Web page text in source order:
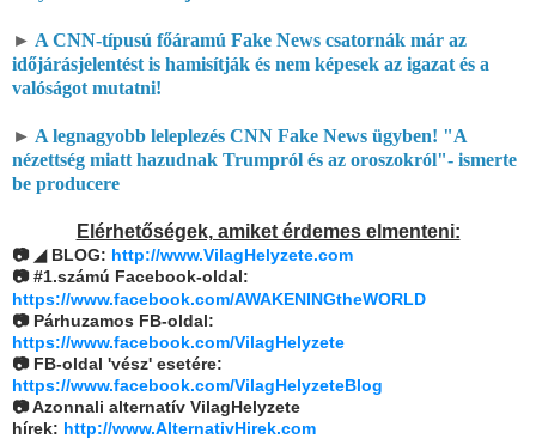
► A CNN-típusú főáramú Fake News csatornák már az
időjárásjelentést is hamisítják és nem képesek az igazat és a
valóságot mutatni!
► A legnagyobb leleplezés CNN Fake News ügyben! "A
nézettség miatt hazudnak Trumpról és az oroszokról"- ismerte
be producere
Elérhetőségek, amiket érdemes elmenteni:
📷 ◢ BLOG: http://www.VilagHelyzete.com
📷 #1.számú Facebook-oldal:
https://www.facebook.com/AWAKENINGtheWORLD
📷 Párhuzamos FB-oldal:
https://www.facebook.com/VilagHelyzete
📷 FB-oldal 'vész' esetére:
https://www.facebook.com/VilagHelyzeteBlog
📷 Azonnali alternatív VilagHelyzete
hírek: http://www.AlternativHirek.com